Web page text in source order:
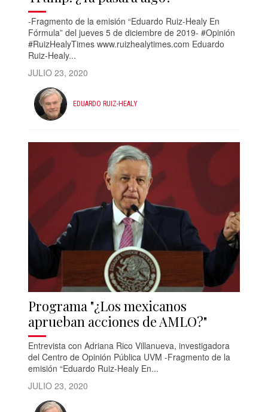
-Fragmento de la emisión “Eduardo Ruiz-Healy En
Fórmula” del jueves 5 de diciembre de 2019- #Opinión
#RuizHealyTimes www.ruizhealytimes.com Eduardo
Ruiz-Healy...
JULIO 23, 2020
EDUARDO RUIZ-HEALY
Programa "¿Los mexicanos
aprueban acciones de AMLO?"
Entrevista con Adriana Rico Villanueva, investigadora
del Centro de Opinión Pública UVM -Fragmento de la
emisión “Eduardo Ruiz-Healy En...
JULIO 23, 2020